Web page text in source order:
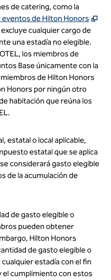
de catering, como la
de Hilton Honors
,
cualquier cargo de
una estadía no elegible.
los miembros de
Base únicamente con la
de Hilton Honors
Honors por ningún otro
habitación que reúna los
estatal o local aplicable,
estatal que se aplica
considerará gasto elegible
de la acumulación de
de gasto elegible o
pueden obtener
Hilton Honors
de gasto elegible o
estadía con el fin
el cumplimiento con estos